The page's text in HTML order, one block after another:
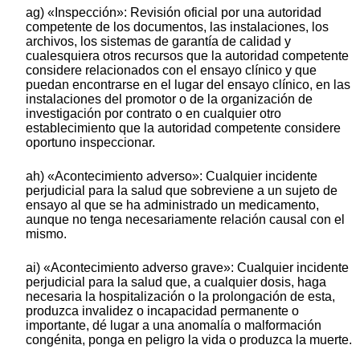
ag) «Inspección»: Revisión oficial por una autoridad
competente de los documentos, las instalaciones, los
archivos, los sistemas de garantía de calidad y
cualesquiera otros recursos que la autoridad competente
considere relacionados con el ensayo clínico y que
puedan encontrarse en el lugar del ensayo clínico, en las
instalaciones del promotor o de la organización de
investigación por contrato o en cualquier otro
establecimiento que la autoridad competente considere
oportuno inspeccionar.
ah) «Acontecimiento adverso»: Cualquier incidente
perjudicial para la salud que sobreviene a un sujeto de
ensayo al que se ha administrado un medicamento,
aunque no tenga necesariamente relación causal con el
mismo.
ai) «Acontecimiento adverso grave»: Cualquier incidente
perjudicial para la salud que, a cualquier dosis, haga
necesaria la hospitalización o la prolongación de esta,
produzca invalidez o incapacidad permanente o
importante, dé lugar a una anomalía o malformación
congénita, ponga en peligro la vida o produzca la muerte.